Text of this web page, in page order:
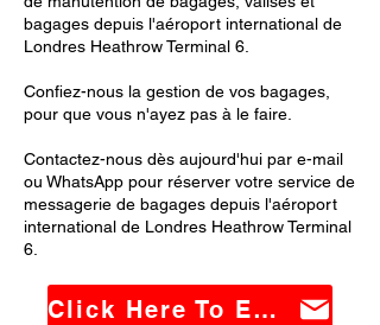
bagages depuis l'aéroport international de
Londres Heathrow Terminal 6.
Confiez-nous la gestion de vos bagages,
pour que vous n'ayez pas à le faire.
Contactez-nous dès aujourd'hui par e-mail
ou WhatsApp pour réserver votre service de
messagerie de bagages depuis l'aéroport
international de Londres Heathrow Terminal
6.
Click Here To Email Us